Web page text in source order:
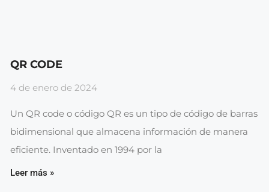
QR CODE
4 de enero de 2024
Un QR code o código QR es un tipo de código de barras
bidimensional que almacena información de manera
eficiente. Inventado en 1994 por la
Leer más »